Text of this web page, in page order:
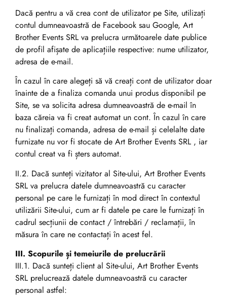
Dacă pentru a vă crea cont de utilizator pe Site, utilizați
contul dumneavoastră de Facebook sau Google, Art
Brother Events SRL va prelucra următoarele date publice
de profil afișate de aplicațiile respective: nume utilizator,
adresa de e-mail.
În cazul în care alegeți să vă creați cont de utilizator doar
înainte de a finaliza comanda unui produs disponibil pe
Site, se va solicita adresa dumneavoastră de e-mail în
baza căreia va fi creat automat un cont. În cazul în care
nu finalizați comanda, adresa de e-mail și celelalte date
furnizate nu vor fi stocate de Art Brother Events SRL , iar
contul creat va fi șters automat.
II.2. Dacă sunteți vizitator al Site-ului, Art Brother Events
SRL va prelucra datele dumneavoastră cu caracter
personal pe care le furnizați în mod direct în contextul
utilizării Site-ului, cum ar fi datele pe care le furnizați în
cadrul secțiunii de contact / întrebări / reclamații, în
măsura în care ne contactați în acest fel.
III. Scopurile și temeiurile de prelucrării
III.1. Dacă sunteți client al Site-ului, Art Brother Events
SRL prelucrează datele dumneavoastră cu caracter
personal astfel: